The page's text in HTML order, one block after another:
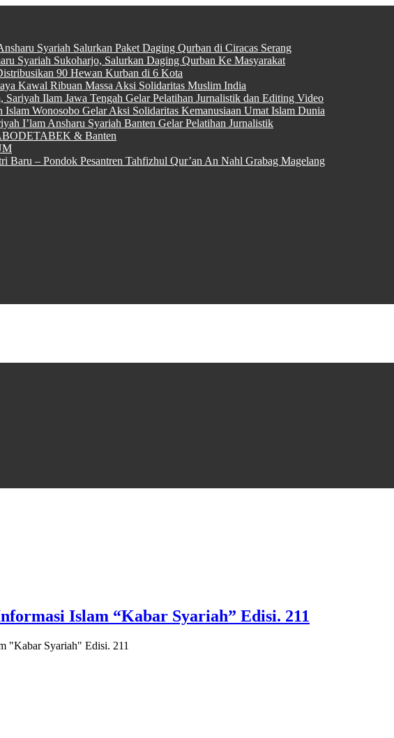
Syariah Salurkan Paket Daging Qurban di Ciracas Serang
Syariah Sukoharjo, Salurkan Daging Qurban Ke Masyarakat
90 Hewan Kurban di 6 Kota
Kawal Ribuan Massa Aksi Solidaritas Muslim India
Ilam Jawa Tengah Gelar Pelatihan Jurnalistik dan Editing Video
Islam Wonosobo Gelar Aksi Solidaritas Kemanusiaan Umat Islam Dunia
I’lam Ansharu Syariah Banten Gelar Pelatihan Jurnalistik
& Banten
Baru – Pondok Pesantren Tahfizhul Qur’an An Nahl Grabag Magelang
Islam “Kabar Syariah” Edisi. 211
"Kabar Syariah" Edisi. 211